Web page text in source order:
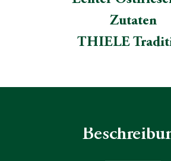
Zutaten
THIELE